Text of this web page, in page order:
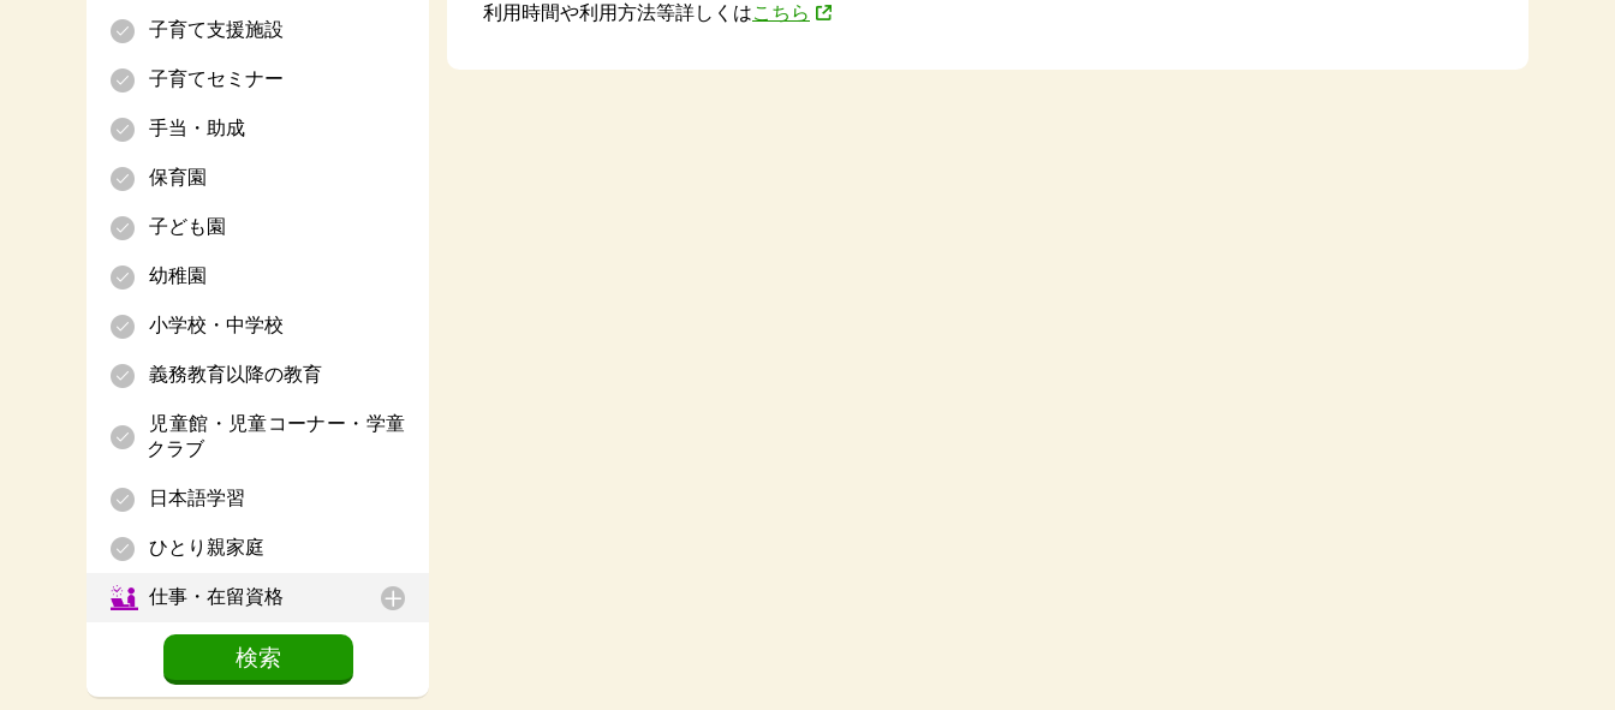
子育て支援施設
子育てセミナー
手当・助成
保育園
子ども園
幼稚園
小学校・中学校
義務教育以降の教育
児童館・児童コーナー・学童
クラブ
日本語学習
ひとり親家庭
仕事・在留資格
利用時間や利用方法等詳しくはこちら